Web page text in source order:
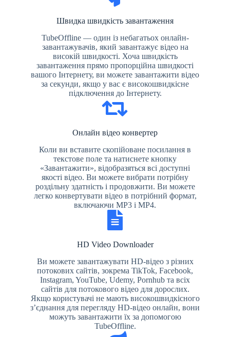
Швидка швидкість завантаження
TubeOffline — один із небагатьох онлайн-
завантажувачів, який завантажує відео на
високій швидкості. Хоча швидкість
завантаження прямо пропорційна швидкості
вашого Інтернету, ви можете завантажити відео
за секунди, якщо у вас є високошвидкісне
підключення до Інтернету.
Онлайн відео конвертер
Коли ви вставите скопійоване посилання в
текстове поле та натиснете кнопку
«Завантажити», відобразяться всі доступні
якості відео. Ви можете вибрати потрібну
роздільну здатність і продовжити. Ви можете
легко конвертувати відео в потрібний формат,
включаючи MP3 і MP4.
HD Video Downloader
Ви можете завантажувати HD-відео з різних
потокових сайтів, зокрема TikTok, Facebook,
Instagram, YouTube, Udemy, Pornhub та всіх
сайтів для потокового відео для дорослих.
Якщо користувачі не мають високошвидкісного
з’єднання для перегляду HD-відео онлайн, вони
можуть завантажити їх за допомогою
TubeOffline.